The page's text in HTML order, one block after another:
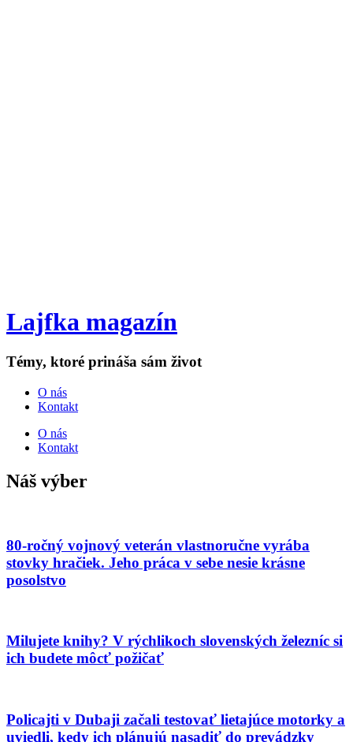
Lajfka magazín
Témy, ktoré prináša sám život
O nás
Kontakt
O nás
Kontakt
Náš výber
80-ročný vojnový veterán vlastnoručne vyrába
stovky hračiek. Jeho práca v sebe nesie krásne
posolstvo
Milujete knihy? V rýchlikoch slovenských železníc si
ich budete môcť požičať
Policajti v Dubaji začali testovať lietajúce motorky a
uviedli, kedy ich plánujú nasadiť do prevádzky